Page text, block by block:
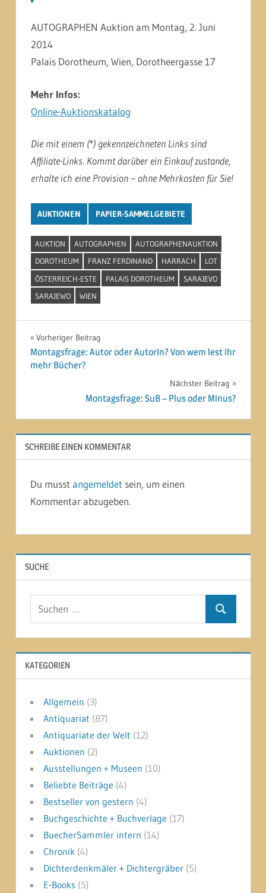
AUTOGRAPHEN Auktion am Montag, 2. Juni
2014
Palais Dorotheum, Wien, Dorotheergasse 17
Mehr Infos:
Online-Auktionskatalog
Die mit einem (*) gekennzeichneten Links sind
Affiliate-Links. Kommt darüber ein Einkauf zustande,
erhalte ich eine Provision – ohne Mehrkosten für Sie!
AUKTIONEN PAPIER-SAMMELGEBIETE
AUKTION AUTOGRAPHEN
AUTOGRAPHENAUKTION
DOROTHEUM
FRANZ FERDINAND HARRACH
LOT
ÖSTERREICH-ESTE
PALAIS DOROTHEUM
SARAJEVO
SARAJEWO
WIEN
Beitragsnavigation
Vorheriger Beitrag
Montagsfrage: Autor oder Autorin? Von wem lest ihr
mehr Bücher?
Nächster Beitrag
Montagsfrage: SuB – Plus oder Minus?
SCHREIBE EINEN KOMMENTAR
Du musst angemeldet sein, um einen
Kommentar abzugeben.
SUCHE
Suchen
KATEGORIEN
Allgemein (3)
Antiquariat (87)
Antiquariate der Welt (12)
Auktionen (2)
Ausstellungen + Museen (10)
Beliebte Beiträge (4)
Bestseller von gestern (4)
Buchgeschichte + Buchverlage (17)
BuecherSammler intern (14)
Chronik(4)
Dichterdenkmäler + Dichtergräber(5)
E-Books(5)